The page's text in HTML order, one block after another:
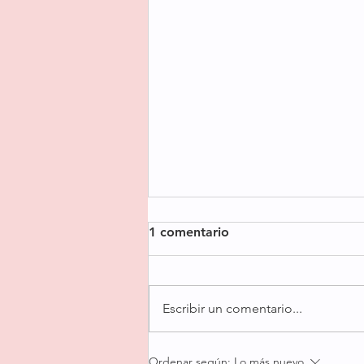
Mi Budín Inglés Increíble (no
1 comentario
Escribir un comentario...